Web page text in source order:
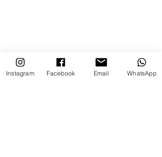
Instagram Facebook Email WhatsApp